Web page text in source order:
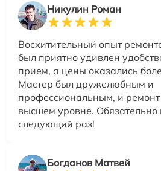
Никулин Роман
Восхитительный опыт
был приятно удивлен
прием, а цены оказались
Мастер был дружелюбным и
профессиональным, и
высшем уровне. Обязательно
следующий раз!
Богданов Матвей